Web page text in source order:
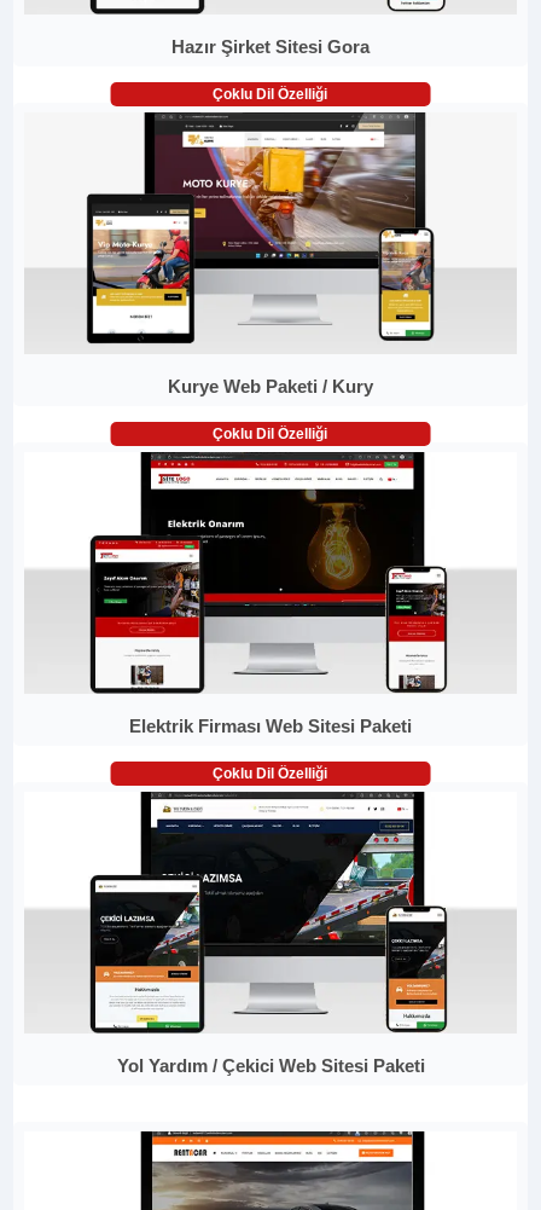
Hazır Şirket Sitesi Gora
Çoklu Dil Özelliği
Kurye Web Paketi / Kury
Çoklu Dil Özelliği
Elektrik Firması Web Sitesi Paketi
Çoklu Dil Özelliği
Yol Yardım / Çekici Web Sitesi Paketi